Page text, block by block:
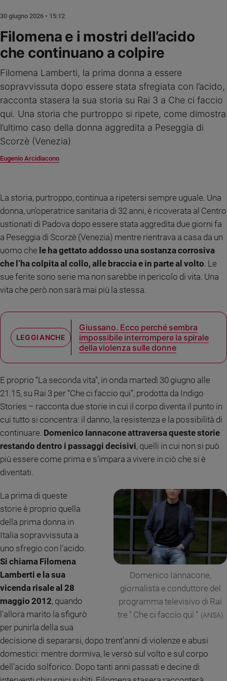
e
Volontariato
Diritti
di
valore
Caso
della
settimana
Migranti
e
e
spettacoli
Sanremo
2026
Cinema,
Tv
streaming
Arte
ed
Genitori
e
giovani
Bioetica
Riflessioni
Foto
Video
Podcast
Privacy
Filomena e i mostri dell’acido
che continuano a colpire
Filomena Lamberti, la prima donna a essere
sopravvissuta dopo essere stata sfregiata con l’acido,
racconta stasera la sua storia su Rai 3 a Che ci faccio
qui. Una storia che purtroppo si ripete, come dimostra
l’ultimo caso della donna aggredita a Peseggia di
Scorzè (Venezia)
Eugenio Arcidiacono
30 giugno 2026 • 15:12
La storia, purtroppo, continua a ripetersi sempre uguale. Una
donna, un’operatrice sanitaria di 32 anni, è ricoverata al Centro
ustionati di Padova dopo essere stata aggredita due giorni fa
a Peseggia di Scorzè (Venezia) mentre rientrava a casa da un
uomo che le ha gettato addosso una sostanza corrosiva
che l’ha colpita al collo, alle braccia e in parte al volto. Le
sue ferite sono serie ma non sarebbe in pericolo di vita. Una
vita che però non sarà mai più la stessa.
Giussano. Ecco perché sembra
impossibile interrompere la spirale
della violenza sulle donne
E proprio “La seconda vita”, in onda martedì 30 giugno alle
21.15, su Rai 3 per “Che ci faccio qui”, prodotta da Indigo
Stories – racconta due storie in cui il corpo diventa il punto in
cui tutto si concentra: il danno, la resistenza e la possibilità di
continuare. Domenico Iannacone attraversa queste storie
restando dentro i passaggi decisivi, quelli in cui non si può
più essere come prima e s’impara a vivere in ciò che si è
diventati.
Domenico Iannacone,
giornalista e conduttore del
programma televisivo di Rai
tre '' Che ci faccio qui '' (ANSA)
La prima di queste
storie è proprio quella
della prima donna in
Italia sopravvissuta a
uno sfregio con l’acido.
Si chiama Filomena
Lamberti e la sua
vicenda risale al 28
maggio 2012, quando
l'allora marito la sfigurò
per punirla della sua
decisione di separarsi, dopo trent'anni di violenze e abusi
domestici: mentre dormiva, le versò sul volto e sul corpo
dell'acido solforico. Dopo tanti anni passati e decine di